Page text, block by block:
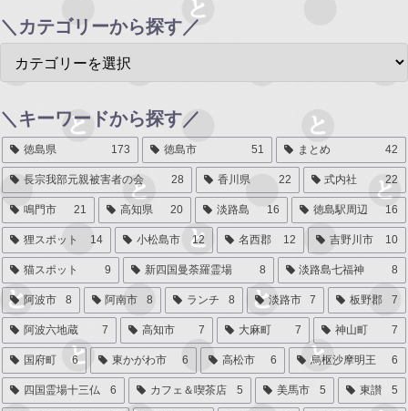
＼カテゴリーから探す／
＼キーワードから探す／
徳島県 173 徳島市 51 まとめ 42
長宗我部元親被害者の会 28 香川県 22 式内社 22
鳴門市 21 高知県 20 淡路島 16 徳島駅周辺 16
狸スポット 14 小松島市 12 名西郡 12 吉野川市 10
猫スポット 9 新四国曼荼羅霊場 8 淡路島七福神 8
阿波市 8 阿南市 8 ランチ 8 淡路市 7 板野郡 7
阿波六地蔵 7 高知市 7 大麻町 7 神山町 7
国府町 6 東かがわ市 6 高松市 6 烏枢沙摩明王 6
四国霊場十三仏 6 カフェ＆喫茶店 5 美馬市 5 東讃 5